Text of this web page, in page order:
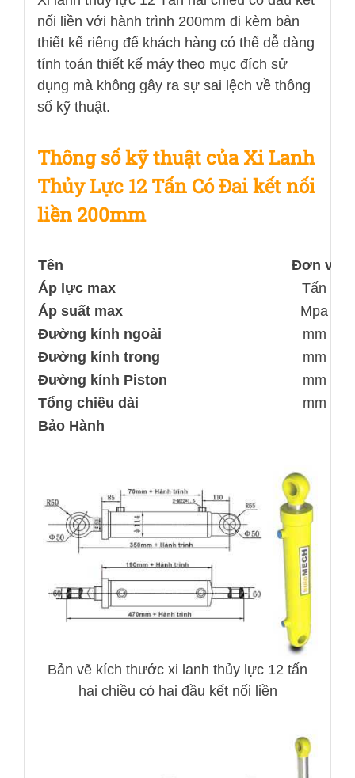
nối liền với hành trình 200mm đi kèm bản
thiết kế riêng để khách hàng có thể dễ dàng
tính toán thiết kế máy theo mục đích sử
dụng mà không gây ra sự sai lệch về thông
số kỹ thuật.
Thông số kỹ thuật của Xi Lanh
Thủy Lực 12 Tấn Có Đai kết nối
liền 200mm
Tên
Đơn vị
Áp lực max
Tấn
Áp suất max
Mpa
Đường kính ngoài
mm
Đường kính trong
mm
Đường kính Piston
mm
Tổng chiều dài
mm
Bảo Hành
Bản vẽ kích thước xi lanh thủy lực 12 tấn
hai chiều có hai đầu kết nối liền